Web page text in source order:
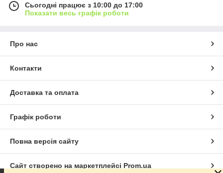
Сьогодні працює з 10:00 до 17:00
Показати весь графік роботи
Про нас
Контакти
Доставка та оплата
Графік роботи
Повна версія сайту
Сайт створено на маркетплейсі Prom.ua